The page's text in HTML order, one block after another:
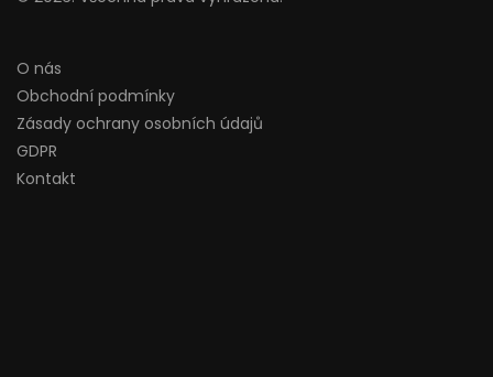
O nás
Obchodní podmínky
Zásady ochrany osobních údajů
GDPR
Kontakt